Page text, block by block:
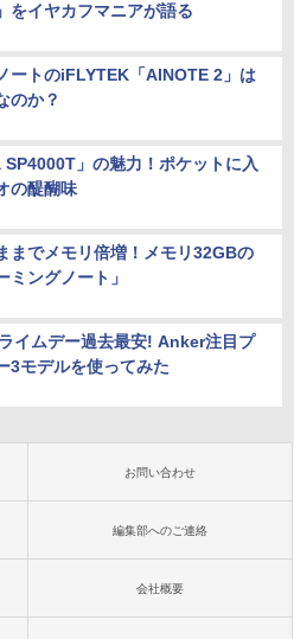
をイヤカフマニアが語る
ートのiFLYTEK「AINOTE 2」は
のか？
SP4000T」の魅力！ポケットに入
の醍醐味
までメモリ倍増！メモリ32GBの
ミングノート」
イムデー過去最安! Anker注目プ
3モデルを使ってみた
お問い合わせ
編集部へのご連絡
会社概要